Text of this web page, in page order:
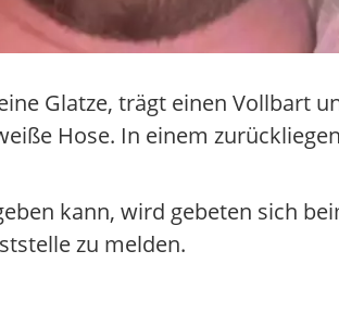
Glatze, trägt einen Vollbart
Hose. In einem
kann, wird gebeten sich
zu melden.